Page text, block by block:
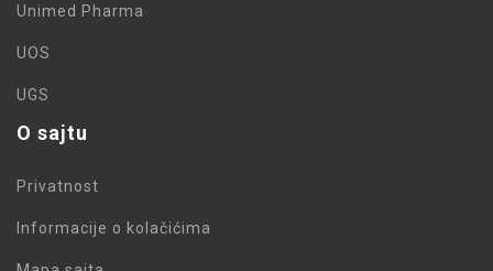
Unimed Pharma
UOS
UGS
O sajtu
Privatnost
Informacije o kolačićima